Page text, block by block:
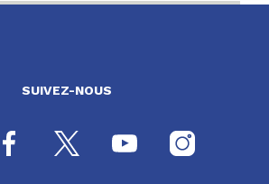
SUIVEZ-NOUS